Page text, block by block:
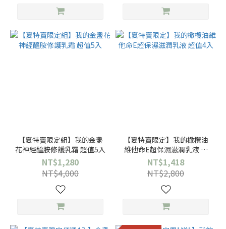
【夏特賣限定組】我的金盞
花神經醯胺修護乳霜 超值5入
NT$1,280
NT$4,000
【夏特賣限定】我的橄欖油
維他命E超保濕滋潤乳液 超
值4入
NT$1,418
NT$2,800